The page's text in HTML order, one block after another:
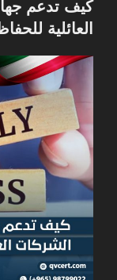
كيف تدعم
العائلية